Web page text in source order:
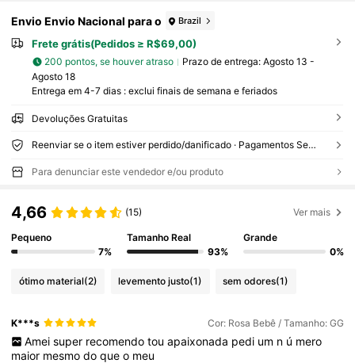
Envio Envio Nacional para o Brazil
Frete grátis(Pedidos ≥ R$69,00)
200 pontos, se houver atraso Prazo de entrega: Agosto 13 -
Agosto 18
Entrega em 4-7 dias : exclui finais de semana e feriados
Devoluções Gratuitas
Reenviar se o item estiver perdido/danificado · Pagamentos Seguros · Proteção de privacidade
Para denunciar este vendedor e/ou produto
4,66 (15) Ver mais
Pequeno
7%
Tamanho Real
93%
Grande
0%
ótimo material(2) levemento justo(1) sem odores(1)
K***s Cor: Rosa Bebê / Tamanho: GG
Amei super recomendo tou apaixonada pedi um n ú mero
maior mesmodoqueo meu